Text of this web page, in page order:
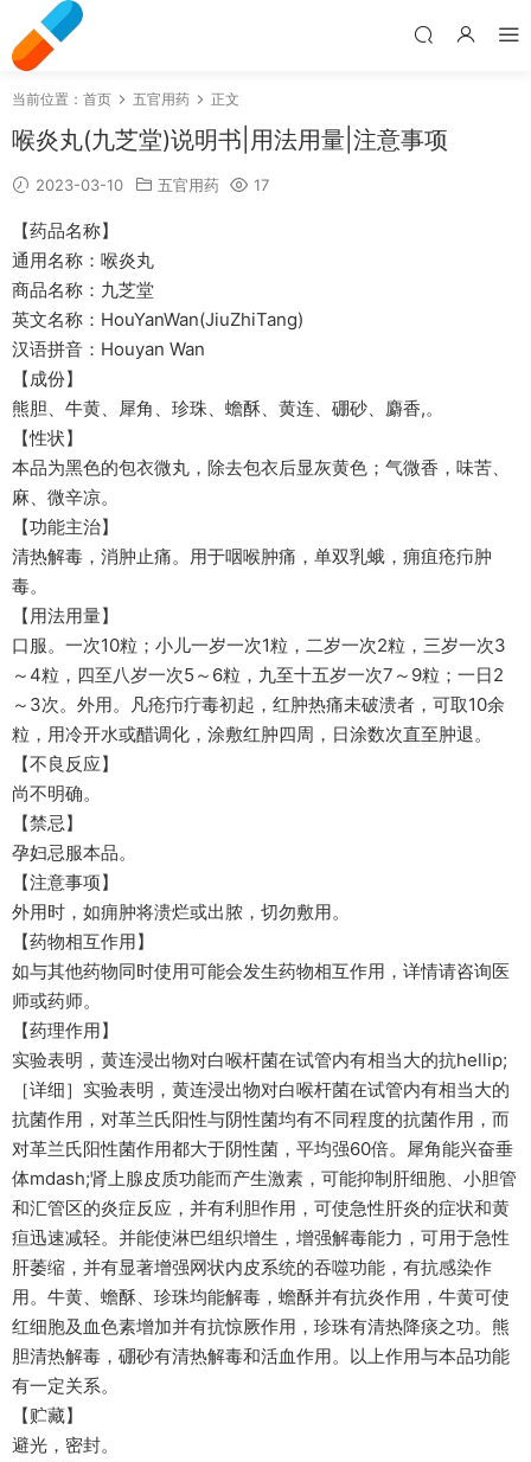
当前位置： 首页 五官用药 正文
喉炎丸(九芝堂)说明书|用法用量|注意事项
2023-03-10 五官用药 17
【药品名称】
通用名称：喉炎丸
商品名称：九芝堂
英文名称：HouYanWan(JiuZhiTang)
汉语拼音：Houyan Wan
【成份】
熊胆、牛黄、犀角、珍珠、蟾酥、黄连、硼砂、麝香,。
【性状】
本品为黑色的包衣微丸，除去包衣后显灰黄色；气微香，味苦、
麻、微辛凉。
【功能主治】
清热解毒，消肿止痛。用于咽喉肿痛，单双乳蛾，痈疽疮疖肿
毒。
【用法用量】
口服。一次10粒；小儿一岁一次1粒，二岁一次2粒，三岁一次3
～4粒，四至八岁一次5～6粒，九至十五岁一次7～9粒；一日2
～3次。外用。凡疮疖疔毒初起，红肿热痛未破溃者，可取10余
粒，用冷开水或醋调化，涂敷红肿四周，日涂数次直至肿退。
【不良反应】
尚不明确。
【禁忌】
孕妇忌服本品。
【注意事项】
外用时，如痈肿将溃烂或出脓，切勿敷用。
【药物相互作用】
如与其他药物同时使用可能会发生药物相互作用，详情请咨询医
师或药师。
【药理作用】
实验表明，黄连浸出物对白喉杆菌在试管内有相当大的抗hellip;
［详细］实验表明，黄连浸出物对白喉杆菌在试管内有相当大的
抗菌作用，对革兰氏阳性与阴性菌均有不同程度的抗菌作用，而
对革兰氏阳性菌作用都大于阴性菌，平均强60倍。犀角能兴奋垂
体mdash;肾上腺皮质功能而产生激素，可能抑制肝细胞、小胆管
和汇管区的炎症反应，并有利胆作用，可使急性肝炎的症状和黄
疸迅速减轻。并能使淋巴组织增生，增强解毒能力，可用于急性
肝萎缩，并有显著增强网状内皮系统的吞噬功能，有抗感染作
用。牛黄、蟾酥、珍珠均能解毒，蟾酥并有抗炎作用，牛黄可使
红细胞及血色素增加并有抗惊厥作用，珍珠有清热降痰之功。熊
胆清热解毒，硼砂有清热解毒和活血作用。以上作用与本品功能
有一定关系。
【贮藏】
避光，密封。